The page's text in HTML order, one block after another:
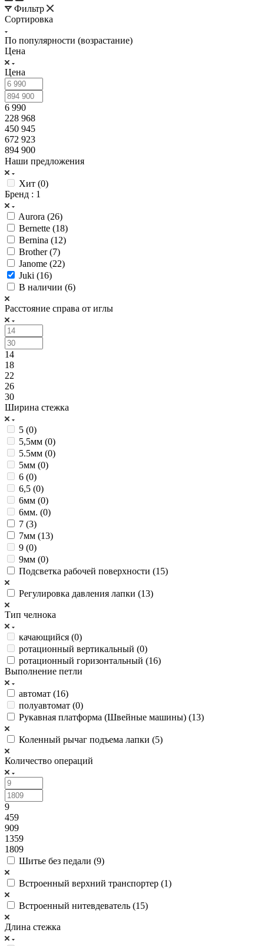
Фильтр
Сортировка
По популярности (возрастание)
Цена
Цена
6 990
228 968
450 945
672 923
894 900
Наши предложения
Хит (0)
Бренд : 1
Aurora (26)
Bernette (18)
Bernina (12)
Brother (7)
Janome (22)
Juki (16)
В наличии (6)
Расстояние справа от иглы
14
18
22
26
30
Ширина стежка
5 (0)
5,5мм (0)
5.5мм (0)
5мм (0)
6 (0)
6,5 (0)
6мм (0)
6мм. (0)
7 (3)
7мм (13)
9 (0)
9мм (0)
Подсветка рабочей поверхности (15)
Регулировка давления лапки (13)
Тип челнока
качающийся (0)
ротационный вертикальный (0)
ротационный горизонтальный (16)
Выполнение петли
автомат (16)
полуавтомат (0)
Рукавная платформа (Швейные машины) (13)
Коленный рычаг подъема лапки (5)
Количество операций
9
459
909
1359
1809
Шитье без педали (9)
Встроенный верхний транспортер (1)
Встроенный нитевдеватель (15)
Длина стежка